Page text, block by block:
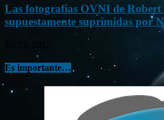
Las fotografías OVNI de Robert
supuestamente suprimidas por
Es importante…